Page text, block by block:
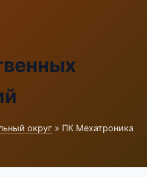
округ » ПК Мехатроника